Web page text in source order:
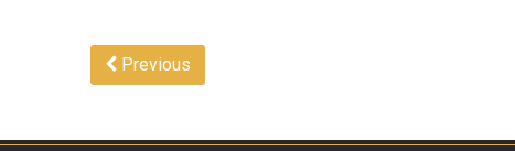
Previous